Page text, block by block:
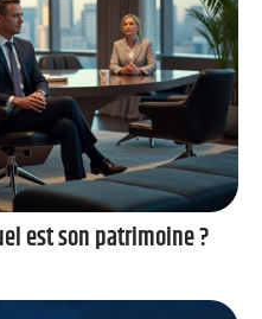
est son patrimoine ?